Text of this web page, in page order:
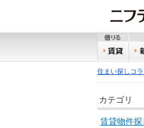
借
賃
住まい探しコラ
カテゴリ
賃貸物件探